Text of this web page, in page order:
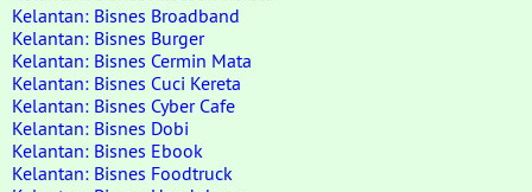
Kelantan: Bisnes Broadband
Kelantan: Bisnes Burger
Kelantan: Bisnes Cermin Mata
Kelantan: Bisnes Cuci Kereta
Kelantan: Bisnes Cyber Cafe
Kelantan: Bisnes Dobi
Kelantan: Bisnes Ebook
Kelantan: Bisnes Foodtruck